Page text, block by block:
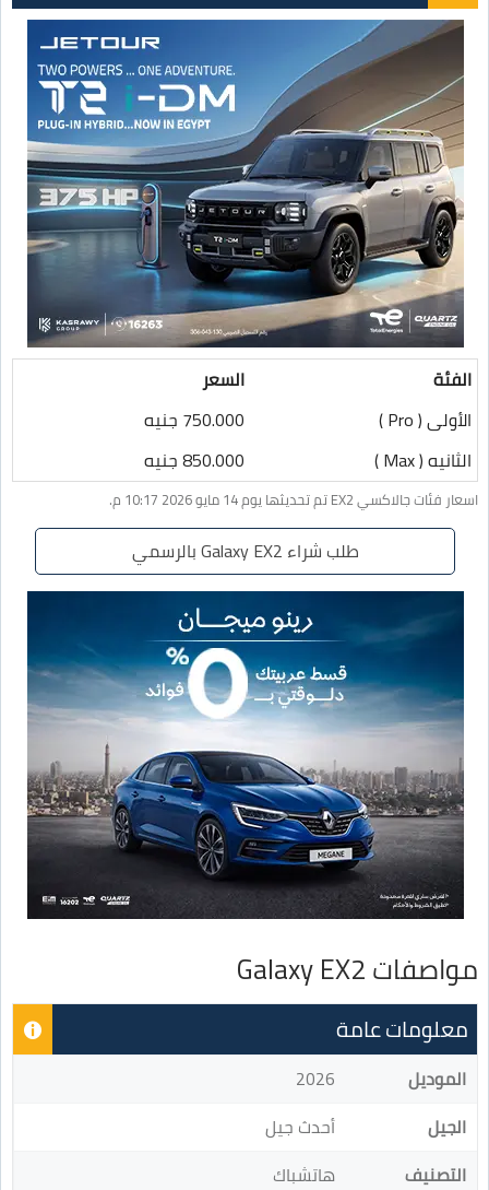
الفئة
السعر
الأولى ( Pro )
750.000 جنيه
الثانيه ( Max )
850.000 جنيه
اسعار فئات جالاكسي EX2 تم تحديثها يوم 14 مايو 2026 10:17 م.
طلب شراء Galaxy EX2 بالرسمي
مواصفات Galaxy EX2
معلومات عامة
الموديل
2026
الجيل
أحدث جيل
التصنيف
هاتشباك